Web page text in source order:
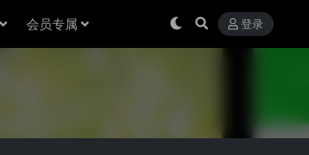
会员专属 登录